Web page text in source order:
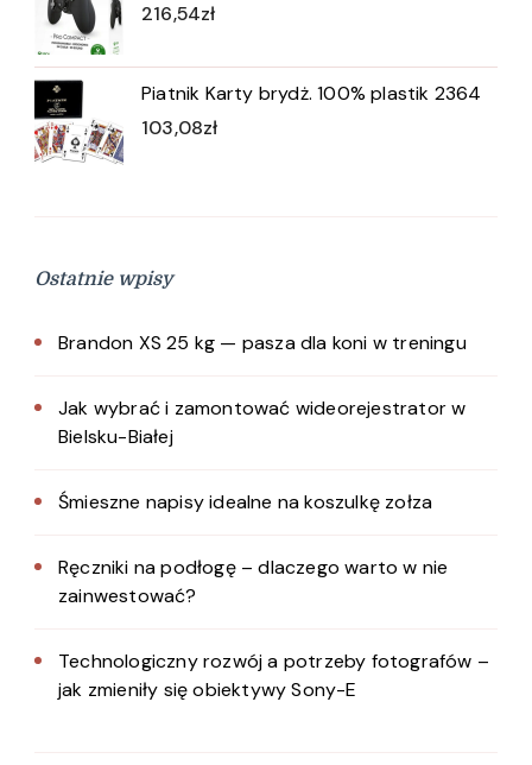
216,54zł
Piatnik Karty brydż. 100% plastik 2364
103,08zł
Ostatnie wpisy
Brandon XS 25 kg — pasza dla koni w treningu
Jak wybrać i zamontować wideorejestrator w
Bielsku-Białej
Śmieszne napisy idealne na koszulkę zołza
Ręczniki na podłogę – dlaczego warto w nie
zainwestować?
Technologiczny rozwój a potrzeby fotografów –
jak zmieniły się obiektywy Sony-E